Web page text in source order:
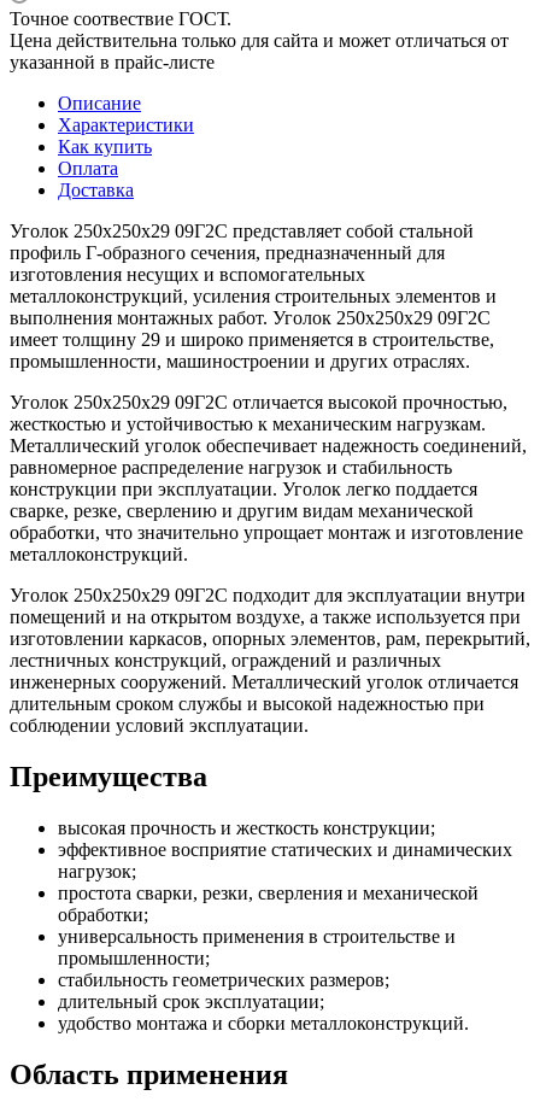
Точное соотвествие ГОСТ.
Цена действительна только для сайта и может отличаться от
указанной в прайс-листе
Описание
Характеристики
Как купить
Оплата
Доставка
Уголок 250х250х29 09Г2С представляет собой стальной
профиль Г-образного сечения, предназначенный для
изготовления несущих и вспомогательных
металлоконструкций, усиления строительных элементов и
выполнения монтажных работ. Уголок 250х250х29 09Г2С
имеет толщину 29 и широко применяется в строительстве,
промышленности, машиностроении и других отраслях.
Уголок 250х250х29 09Г2С отличается высокой прочностью,
жесткостью и устойчивостью к механическим нагрузкам.
Металлический уголок обеспечивает надежность соединений,
равномерное распределение нагрузок и стабильность
конструкции при эксплуатации. Уголок легко поддается
сварке, резке, сверлению и другим видам механической
обработки, что значительно упрощает монтаж и изготовление
металлоконструкций.
Уголок 250х250х29 09Г2С подходит для эксплуатации внутри
помещений и на открытом воздухе, а также используется при
изготовлении каркасов, опорных элементов, рам, перекрытий,
лестничных конструкций, ограждений и различных
инженерных сооружений. Металлический уголок отличается
длительным сроком службы и высокой надежностью при
соблюдении условий эксплуатации.
Преимущества
высокая прочность и жесткость конструкции;
эффективное восприятие статических и динамических
нагрузок;
простота сварки, резки, сверления и механической
обработки;
универсальность применения в строительстве и
промышленности;
стабильность геометрических размеров;
длительный срок эксплуатации;
удобство монтажа и сборки металлоконструкций.
Область применения